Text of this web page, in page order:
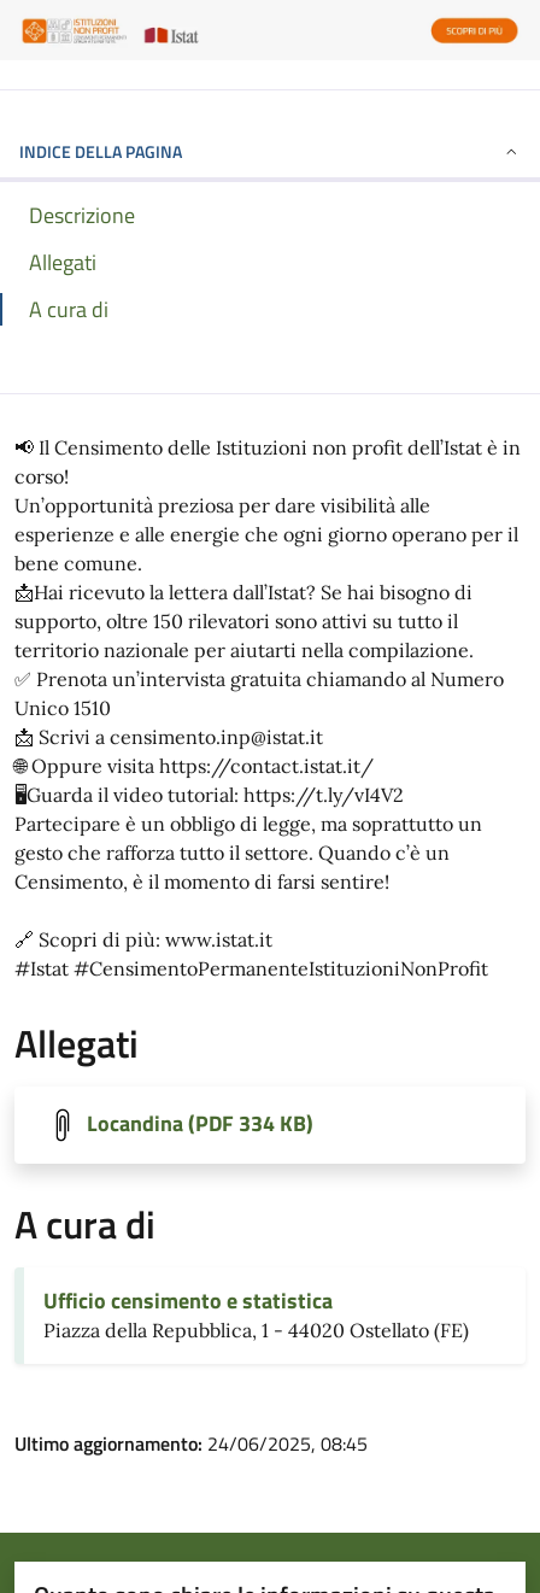
INDICE DELLA PAGINA
Descrizione
Allegati
A cura di
📢 Il Censimento delle Istituzioni non profit dell’Istat è in
corso!
Un’opportunità preziosa per dare visibilità alle
esperienze e alle energie che ogni giorno operano per il
bene comune.
📩Hai ricevuto la lettera dall’Istat? Se hai bisogno di
supporto, oltre 150 rilevatori sono attivi su tutto il
territorio nazionale per aiutarti nella compilazione.
✅ Prenota un’intervista gratuita chiamando al Numero
Unico 1510
📩 Scrivi a censimento.inp@istat.it
🌐 Oppure visita https://contact.istat.it/
🖥Guarda il video tutorial: https://t.ly/vI4V2
Partecipare è un obbligo di legge, ma soprattutto un
gesto che rafforza tutto il settore. Quando c’è un
Censimento, è il momento di farsi sentire!
🔗 Scopri di più: www.istat.it
#Istat #CensimentoPermanenteIstituzioniNonProfit
Allegati
Locandina (PDF 334 KB)
A cura di
Ufficio censimento e statistica
Piazza della Repubblica, 1 - 44020 Ostellato (FE)
Ultimo aggiornamento: 24/06/2025, 08:45